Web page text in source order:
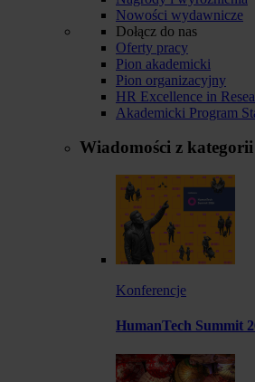
Nowości wydawnicze
Dołącz do nas
Oferty pracy
Pion akademicki
Pion organizacyjny
HR Excellence in
Akademicki Program
Wiadomości z kategorii
Konferencje
HumanTech Summit